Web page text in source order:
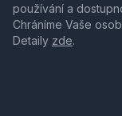
používání a
Chráníme Vaše
Detaily zde.